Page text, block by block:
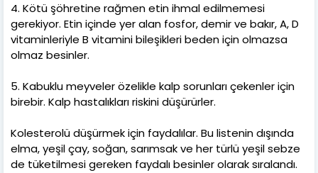
4. Kötü şöhretine rağmen etin ihmal edilmemesi
gerekiyor. Etin içinde yer alan fosfor, demir ve bakır, A, D
vitaminleriyle B vitamini bileşikleri beden için olmazsa
olmaz besinler.
5. Kabuklu meyveler özelikle kalp sorunları çekenler için
birebir. Kalp hastalıkları riskini düşürürler.
Kolesterolü düşürmek için faydalılar. Bu listenin dışında
elma, yeşil çay, soğan, sarımsak ve her türlü yeşil sebze
de tüketilmesi gereken faydalı besinler olarak sıralandı.